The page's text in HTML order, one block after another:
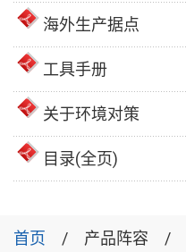
海外生产据点
工具手册
关于环境对策
目录(全页)
首页 产品阵容